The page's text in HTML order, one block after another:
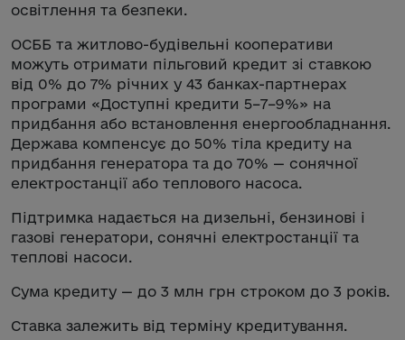
освітлення та безпеки.
ОСББ та житлово-будівельні кооперативи
можуть отримати пільговий кредит зі ставкою
від 0% до 7% річних у 43 банках-партнерах
програми «Доступні кредити 5–7–9%» на
придбання або встановлення енергообладнання.
Держава компенсує до 50% тіла кредиту на
придбання генератора та до 70% — сонячної
електростанції або теплового насоса.
Підтримка надається на дизельні, бензинові і
газові генератори, сонячні електростанції та
теплові насоси.
Сума кредиту — до 3 млн грн строком до 3 років.
Ставка залежить від терміну кредитування.